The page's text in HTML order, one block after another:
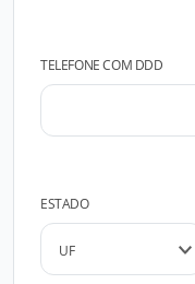
TELEFONE COM DDD
ESTADO